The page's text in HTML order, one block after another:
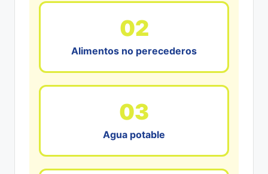
02
Alimentos no perecederos
03
Agua potable